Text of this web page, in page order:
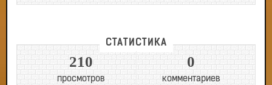
СТАТИСТИКА
210
просмотров
0
комментариев